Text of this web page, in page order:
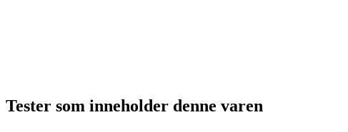
Tester som inneholder denne varen